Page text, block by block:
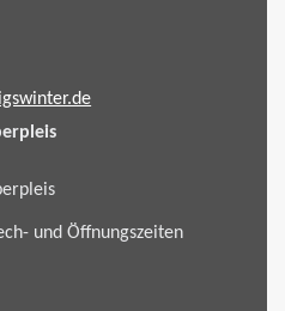
und Öffnungszeiten